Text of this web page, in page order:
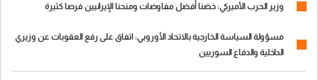
وزير الحرب الأميركي: خضنا أفضل مفاوضات ومنحنا الإيرانيين فرصا كثيرة
مسؤولة السياسة الخارجية بالاتحاد الأوروبي: اتفاق على رفع العقوبات عن وزيري
الداخلية والدفاع السوريين